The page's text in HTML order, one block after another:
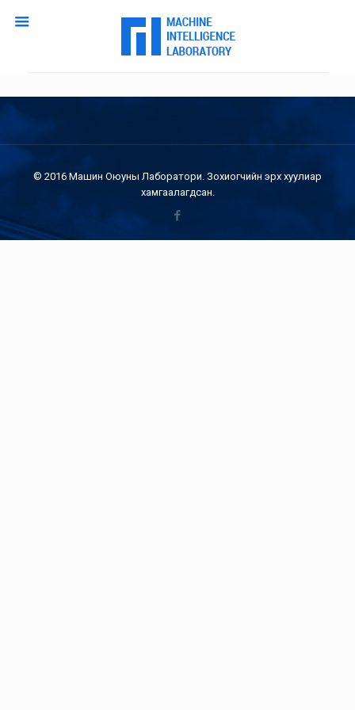
© 2016 Машин Оюуны Лаборатори. Зохиогчийн эрх хуулиар
хамгаалагдсан.